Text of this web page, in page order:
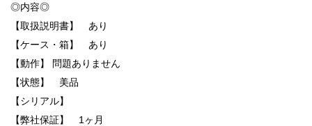
◎内容◎
【取扱説明書】 あり
【ケース・箱】 あり
【動作】 問題ありません
【状態】 美品
【シリアル】
【弊社保証】 1ヶ月